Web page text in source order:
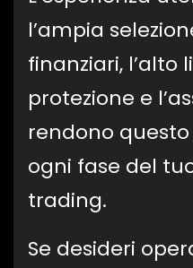
l’ampia
finanziari, l’alto
protezione e
rendono
ogni fase del
trading.
Se desideri